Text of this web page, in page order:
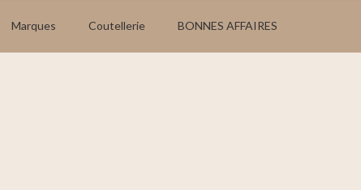
Marques Coutellerie BONNES AFFAIRES